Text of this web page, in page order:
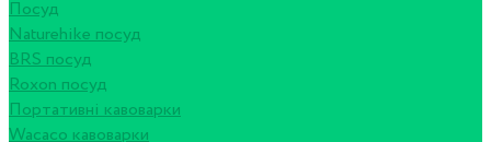
Посуд
Naturehike посуд
BRS посуд
Roxon посуд
Портативні кавоварки
Wacaco кавоварки